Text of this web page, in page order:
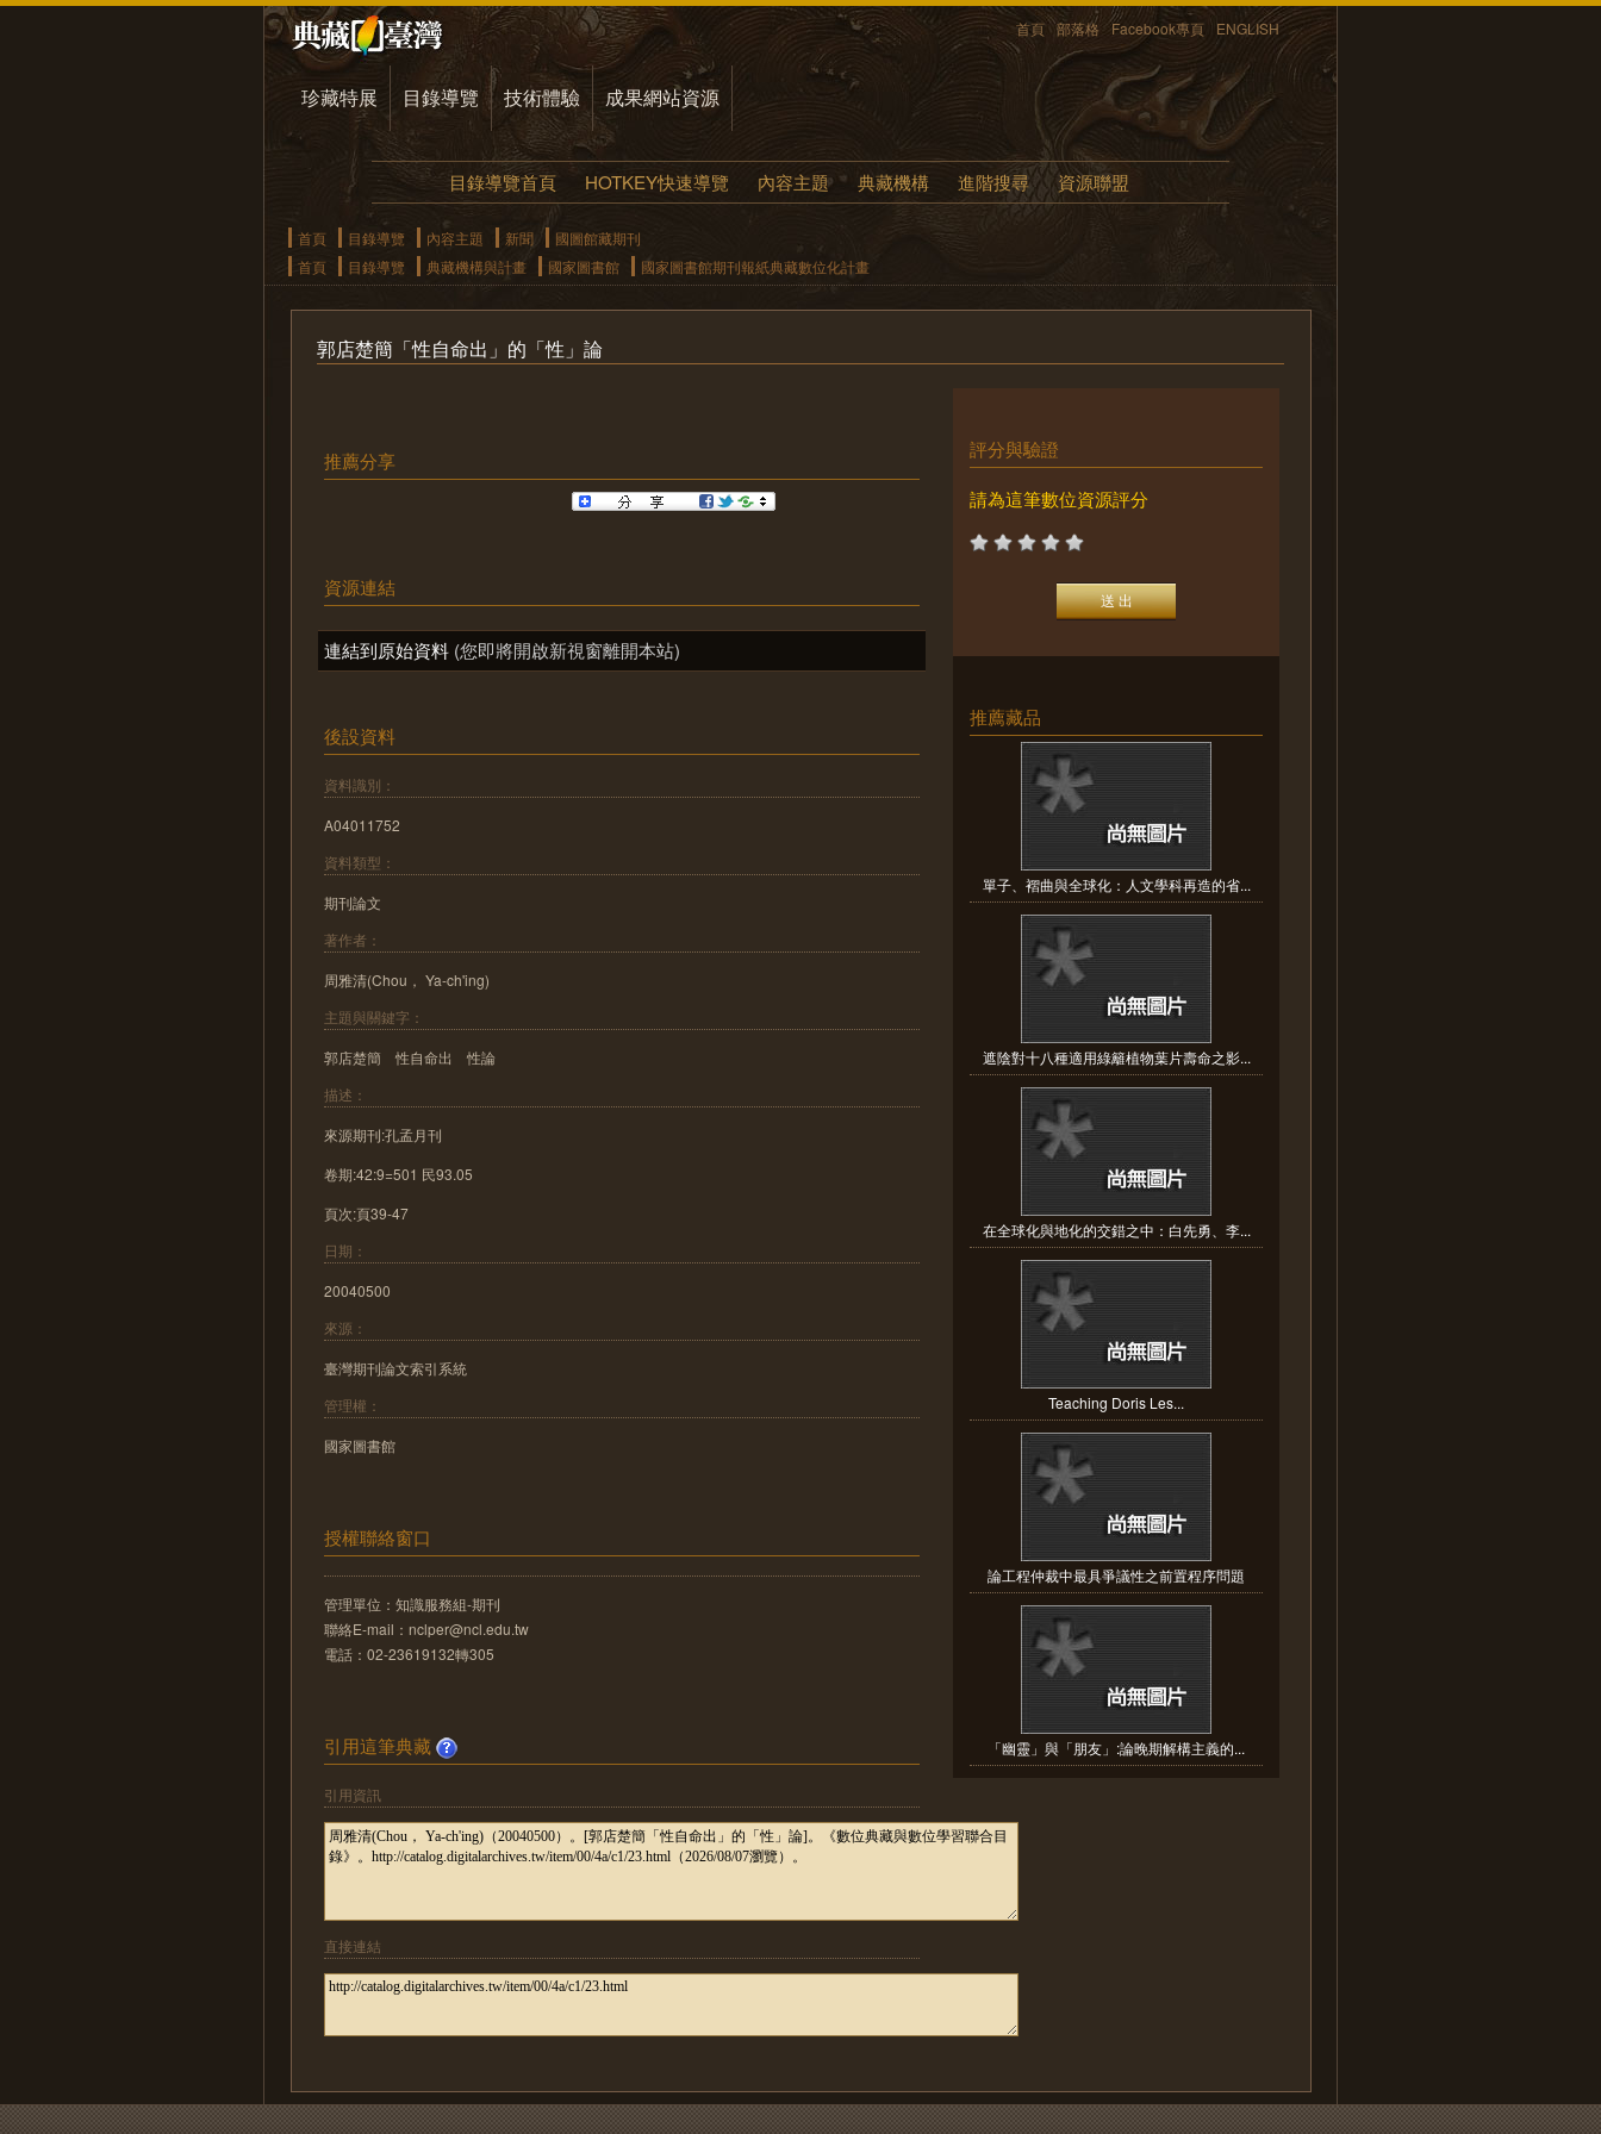
首頁 部落格 Facebook專頁 ENGLISH
珍藏特展 目錄導覽 技術體驗 成果網站資源
目錄導覽首頁 HOTKEY快速導覽 內容主題 典藏機構 進階搜尋 資源聯盟
首頁 目錄導覽 內容主題 新聞
國圖館藏期刊
首頁
目錄導覽 典藏機構與計畫 國家圖書館 國家圖書館期刊報紙典藏數位化計畫
郭店楚簡「性自命出」的「性」論
推薦分享
資源連結
連結到原始資料 (您即將開啟新視窗離開本站)
後設資料
資料識別：
A04011752
資料類型：
期刊論文
著作者：
周雅清(Chou， Ya-ch'ing)
主題與關鍵字：
郭店楚簡 性自命出 性論
描述：
來源期刊:孔孟月刊
卷期:42:9=501 民93.05
頁次:頁39-47
日期：
20040500
來源：
臺灣期刊論文索引系統
管理權：
國家圖書館
授權聯絡窗口
管理單位：知識服務組-期刊
聯絡E-mail：nclper@ncl.edu.tw
電話：02-23619132轉305
引用這筆典藏
引用資訊
直接連結
評分與驗證
請為這筆數位資源評分
推薦藏品
單子、褶曲與全球化：人文學科再造的省...
遮陰對十八種適用綠籬植物葉片壽命之影...
在全球化與地化的交錯之中：白先勇、李...
Teaching Doris Les...
論工程仲裁中最具爭議性之前置程序問題
「幽靈」與「朋友」:論晚期解構主義的...